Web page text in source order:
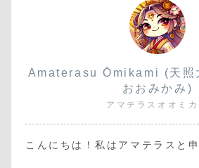
Amaterasu Ōmikami (天照
おおみかみ)
アマテラスオオミカ
こんにちは！私はアマテラスと申